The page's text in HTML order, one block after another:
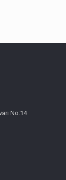
No:14